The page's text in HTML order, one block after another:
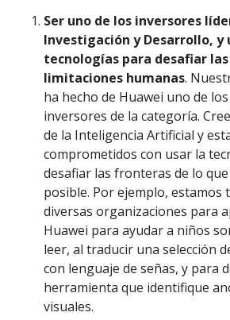
Ser uno de los inversores
Investigación y Desarrollo,
tecnologías para desafiar
limitaciones humanas.
ha hecho de Huawei uno de
inversores de la categoría.
de la Inteligencia Artificial y
comprometidos con usar la
desafiar las fronteras de lo
posible. Por ejemplo, estamos
diversas organizaciones para
Huawei para ayudar a niños
leer, al traducir una selección
con lenguaje de señas, y para
herramienta que identifique
visuales.